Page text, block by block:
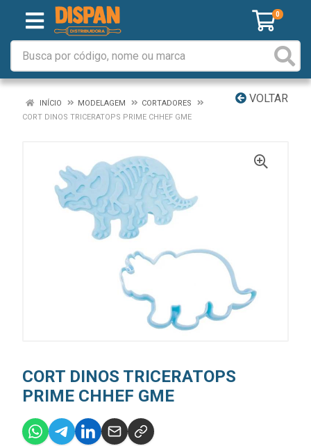
0
VOLTAR
INÍCIO MODELAGEM
CORTADORES
CORT DINOS TRICERATOPS PRIME CHHEF GME
CORT DINOS TRICERATOPS
PRIME CHHEF GME